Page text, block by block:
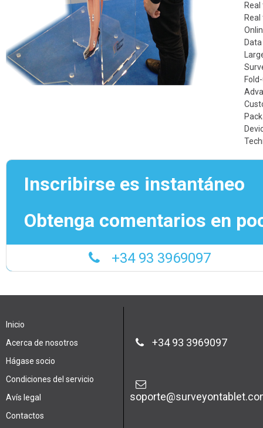
Inscribirse es instantáneo
Obtenga comentarios en
+34 93 3969097
Inicio
Acerca de nosotros
Hágase socio
Condiciones del servicio
Avís legal
Contactos
+34 93 3969097